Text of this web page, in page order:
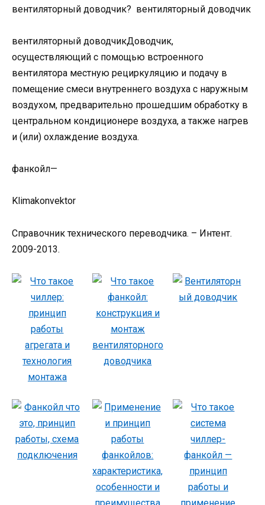
вентиляторный доводчик? вентиляторный доводчик
вентиляторный доводчикДоводчик,
осуществляющий с помощью встроенного
вентилятора местную рециркуляцию и подачу в
помещение смеси внутреннего воздуха с наружным
воздухом, предварительно прошедшим обработку в
центральном кондиционере воздуха, а также нагрев
и (или) охлаждение воздуха.
фанкойл—
Klimakonvektor
Справочник технического переводчика. – Интент.
2009-2013.